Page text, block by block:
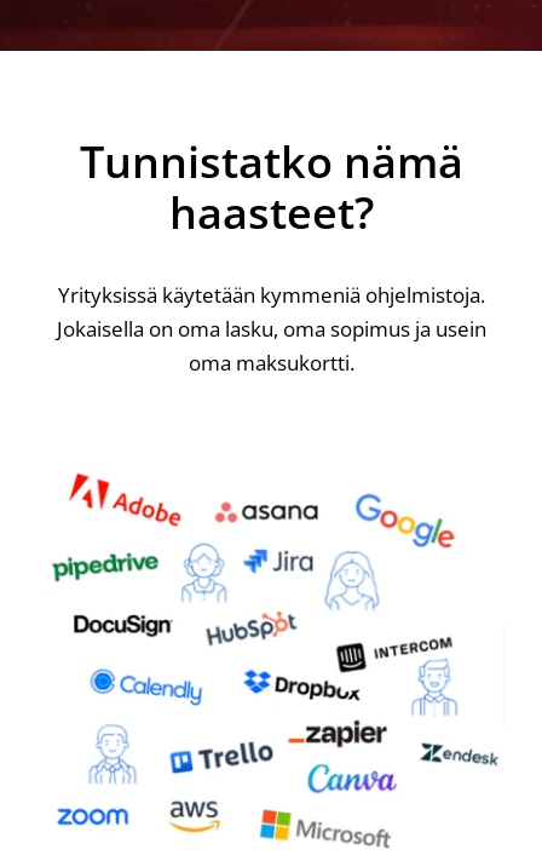
Tunnistatko nämä
haasteet?
Yrityksissä käytetään kymmeniä ohjelmistoja.
Jokaisella on oma lasku, oma sopimus ja usein
oma maksukortti.